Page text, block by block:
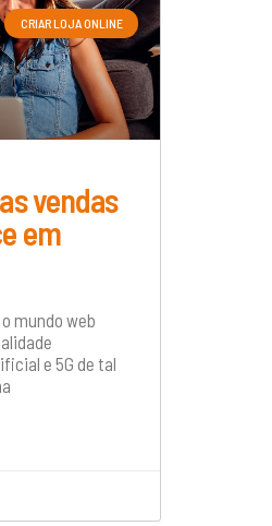
CRIAR LOJA ONLINE
vendas
em
mundo web
e 5G de tal